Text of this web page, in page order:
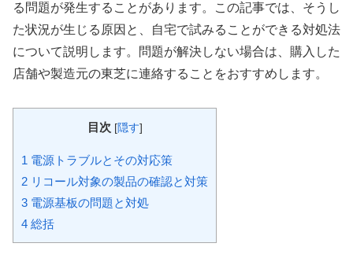
る問題が発生することがあります。この記事では、そうし
た状況が生じる原因と、自宅で試みることができる対処法
について説明します。問題が解決しない場合は、購入した
店舗や製造元の東芝に連絡することをおすすめします。
目次 [隠す]
1 電源トラブルとその対応策
2 リコール対象の製品の確認と対策
3 電源基板の問題と対処
4 総括